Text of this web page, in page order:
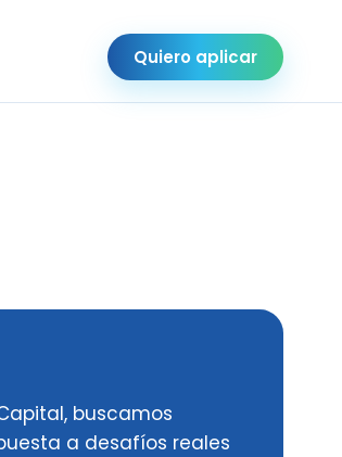
Quiero aplicar
buscamos
a desafíos reales